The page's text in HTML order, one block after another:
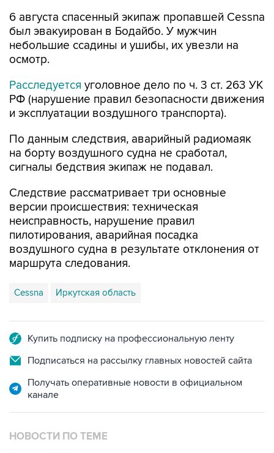
6 августа спасенный экипаж пропавшей Cessna
был эвакуирован в Бодайбо. У мужчин
небольшие ссадины и ушибы, их увезли на
осмотр.
Расследуется уголовное дело по ч. 3 ст. 263 УК
РФ (нарушение правил безопасности движения
и эксплуатации воздушного транспорта).
По данным следствия, аварийный радиомаяк
на борту воздушного судна не сработал,
сигналы бедствия экипаж не подавал.
Следствие рассматривает три основные
версии происшествия: техническая
неисправность, нарушение правил
пилотирования, аварийная посадка
воздушного судна в результате отклонения от
маршрута следования.
Cessna Иркутская область
Купить подписку на профессиональную ленту
Подписаться на рассылку главных новостей сайта
Получать оперативные новости в официальном
канале
НОВОСТИ ПО ТЕМЕ